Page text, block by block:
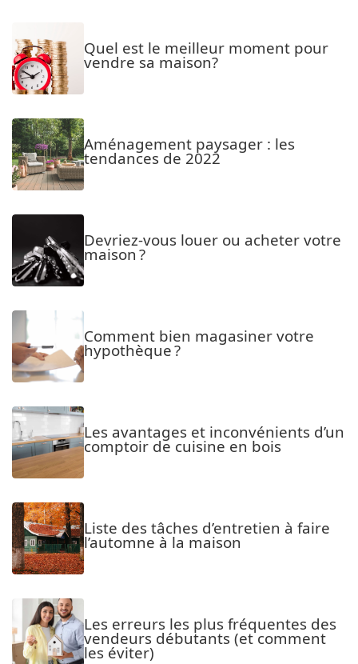
Quel est le meilleur moment pour
vendre sa maison?
Aménagement paysager : les
tendances de 2022
Devriez-vous louer ou acheter votre
maison ?
Comment bien magasiner votre
hypothèque ?
Les avantages et inconvénients d’un
comptoir de cuisine en bois
Liste des tâches d’entretien à faire
l’automne à la maison
Les erreurs les plus fréquentes des
vendeurs débutants (et comment
les éviter)